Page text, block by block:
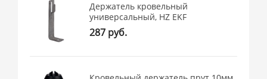
Держатель кровельный
универсальный, HZ EKF
287 руб.